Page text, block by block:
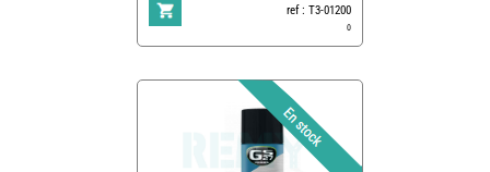
ref : T3-01200
0